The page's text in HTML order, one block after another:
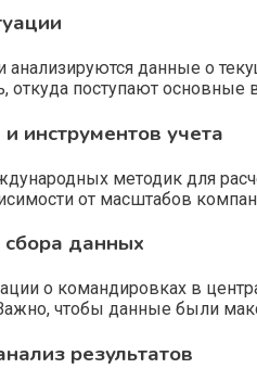
анализируются данные о
откуда поступают
инструментов учета
методик для
от масштабов
данных
о командировках в
чтобы данные были
результатов